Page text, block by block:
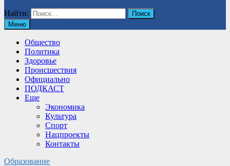
Найти:
Меню
Общество
Политика
Здоровье
Происшествия
Официально
ПОДКАСТ
Еще
Экономика
Культура
Спорт
Нацпроекты
Контакты
Образование